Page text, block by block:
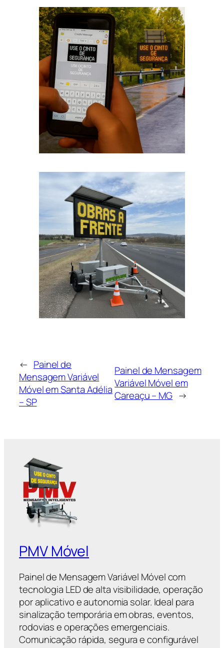
← Painel de
Mensagem Variável
Móvel em Santa Adélia
– SP
Painel de Mensagem
Variável Móvel em
Careaçu – MG →
PMV Móvel
Painel de Mensagem Variável Móvel com
tecnologia LED de alta visibilidade, operação
por aplicativo e autonomia solar. Ideal para
sinalização temporária em obras, eventos,
rodovias e operações emergenciais.
Comunicação rápida, segura e configurável